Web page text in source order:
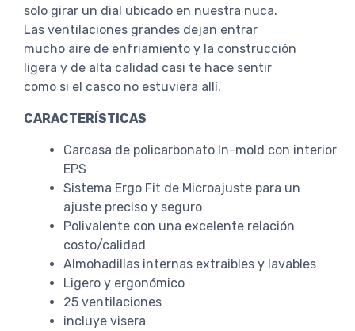
solo girar un dial ubicado en nuestra nuca.
Las ventilaciones grandes dejan entrar
mucho aire de enfriamiento y la construcción
ligera y de alta calidad casi te hace sentir
como si el casco no estuviera allí.
CARACTERÍSTICAS
Carcasa de policarbonato In-mold con interior
EPS
Sistema Ergo Fit de Microajuste para un
ajuste preciso y seguro
Polivalente con una excelente relación
costo/calidad
Almohadillas internas extraibles y lavables
Ligero y ergonómico
25 ventilaciones
incluye visera